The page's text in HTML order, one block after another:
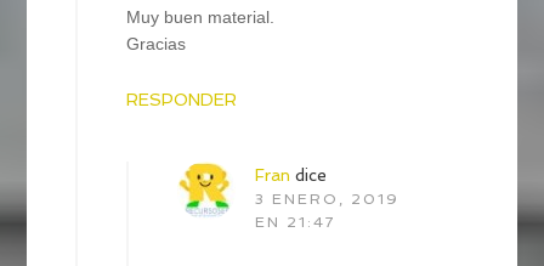
Muy buen material.
Gracias
RESPONDER
Fran dice
3 ENERO, 2019
EN 21:47